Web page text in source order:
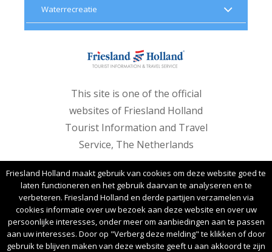
Waterrecreatie
This site is one of the official
websites of Friesland Holland
Tourist Information and Travel
Service, The Netherlands
Copyright © 2017 Friesland Holland Tourist
Information and Travel Service. Alle rechten
voorbehouden.
Friesland Holland maakt gebruik van cookies om deze website goed te
laten functioneren en het gebruik daarvan te analyseren en te
verbeteren. Friesland Holland en derde partijen verzamelen via
cookies informatie over uw bezoek aan deze website en over uw
persoonlijke interesses, onder meer om aanbiedingen aan te passen
aan uw interesses. Door op "Verberg deze melding" te klikken of door
gebruik te blijven maken van deze website geeft u aan akkoord te zijn